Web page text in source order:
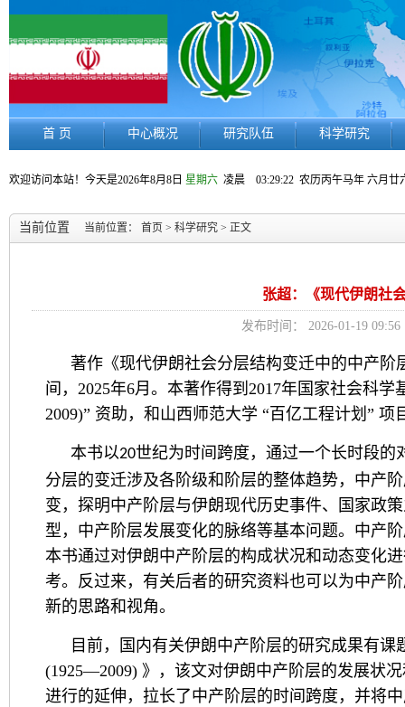
首 页 中心概况 研究队伍 科学研究
欢迎访问本站！今天是2026年8月8日 星期六 凌晨 03:29:23 农历丙午马年 六月廿
当前位置 当前位置： 首页 > 科学研究 > 正文
张超：《现代伊朗社
发布时间： 2026-01-19
著作《现代伊朗社会分层结构变迁中的中产
间，2025年6月。本著作得到2017年国家社会科
2009)” 资助，和山西师范大学 “百亿工程计划” 项
本书以20世纪为时间跨度，通过一个长时段
分层的变迁涉及各阶级和阶层的整体趋势，中产
变，探明中产阶层与伊朗现代历史事件、国家政
型，中产阶层发展变化的脉络等基本问题。中产
本书通过对伊朗中产阶层的构成状况和动态变化
考。反过来，有关后者的研究资料也可以为中产
新的思路和视角。
目前，国内有关伊朗中产阶层的研究成果有
(1925—2009) 》，该文对伊朗中产阶层的发展状
进行的延伸，拉长了中产阶层的时间跨度，并将